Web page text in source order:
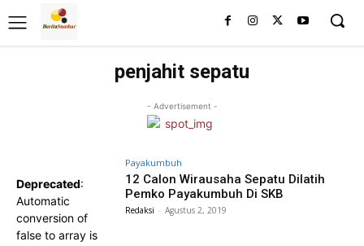
penjahit sepatu
- Advertisement -
Deprecated:
Automatic
conversion of
false to array is
Payakumbuh
12 Calon Wirausaha Sepatu Dilatih
Pemko Payakumbuh Di SKB
Redaksi - Agustus 2, 2019